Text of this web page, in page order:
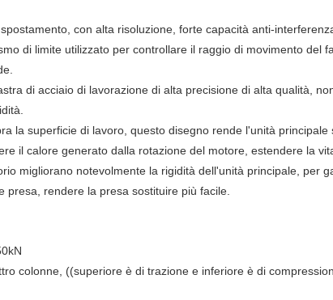
con alta risoluzione, forte capacità anti-
di limite utilizzato per controllare il raggio di movimento del
di acciaio di lavorazione di alta precisione di alta qualità,
la superficie di lavoro, questo disegno rende l'unità
il calore generato dalla rotazione del motore, estendere la
migliorano notevolmente la rigidità dell'unità principale, per
presa, rendere la presa sostituire più facile.
colonne, ((superiore è di trazione e inferiore è di